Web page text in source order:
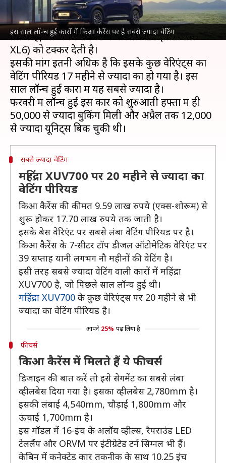
इस साल लॉन्च हुई कारों में किआ कैरेंस पर है सबसे ज्यादा वेटिंग
क्या है खबर?
किया कैरेंस (Kia Carens) एक 7-सीटर किफायती
MPV है, जो अपने सेगमेंट में मारुति XL6 (Maruti
XL6) को टक्कर देती है।
इसकी मांग इतनी अधिक है कि इसके कुछ वेरिएंट्स का
वेटिंग पीरियड 17 महीने से ज्यादा का हो गया है। इस
साल लॉन्च हुई कारों में यह सबसे ज्यादा है।
फरवरी में लॉन्च हुई इस कार को शुरुआती हफ्तों में ही
50,000 से ज्यादा बुकिंग मिली और अप्रैल तक 12,000
सबसे ज्यादा वेटिंग
महिंद्रा XUV700 पर 20 महीने से ज्यादा का
वेटिंग पीरियड
किआ कैरेंस की कीमत 9.59 लाख रुपये (एक्स-शोरूम) से
शुरू होकर 17.70 लाख रुपये तक जाती है।
इसके बेस वेरिएंट पर सबसे लंबा वेटिंग पीरियड पर है।
किआ कैरेंस के 7-सीटर टॉप डीजल ऑटोमेटिक वेरिएंट पर
39 सप्ताह यानी लगभग नौ महीनों की वेटिंग है।
इसी तरह सबसे ज्यादा वेटिंग वाली कारों में महिंद्रा
XUV700 है, जो पिछले साल लॉन्च हुई थी।
महिंद्रा XUV700 के कुछ वेरिएंट्स पर 20 महीने से भी
ज्यादा का वेटिंग पीरियड है।
आपने 25% पढ़ लिया है
फीचर्स
किआ कैरेंस में मिलते हैं ये फीचर्स
डिजाइन की बात करें तो इसे सेगमेंट का सबसे लंबा
व्हीलबेस दिया गया है। इसका व्हीलबेस 2,780mm है।
इसकी लंबाई 4,540mm, चौड़ाई 1,800mm और
ऊंचाई 1,700mm है।
इस मॉडल में 16-इंच के अलॉय व्हील्स, रैपराउंड LED
टेललैंप और ORVM पर इंटीग्रेटेड टर्न सिग्नल भी हैं।
केबिन में कनेक्टेड कार तकनीक के साथ 10.25 इंच